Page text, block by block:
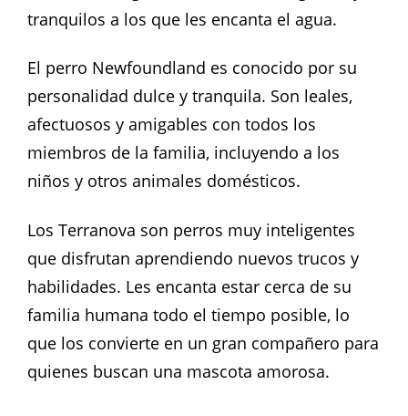
tranquilos a los que les encanta el agua.
El perro Newfoundland es conocido por su
personalidad dulce y tranquila. Son leales,
afectuosos y amigables con todos los
miembros de la familia, incluyendo a los
niños y otros animales domésticos.
Los Terranova son perros muy inteligentes
que disfrutan aprendiendo nuevos trucos y
habilidades. Les encanta estar cerca de su
familia humana todo el tiempo posible, lo
que los convierte en un gran compañero para
quienes buscan una mascota amorosa.